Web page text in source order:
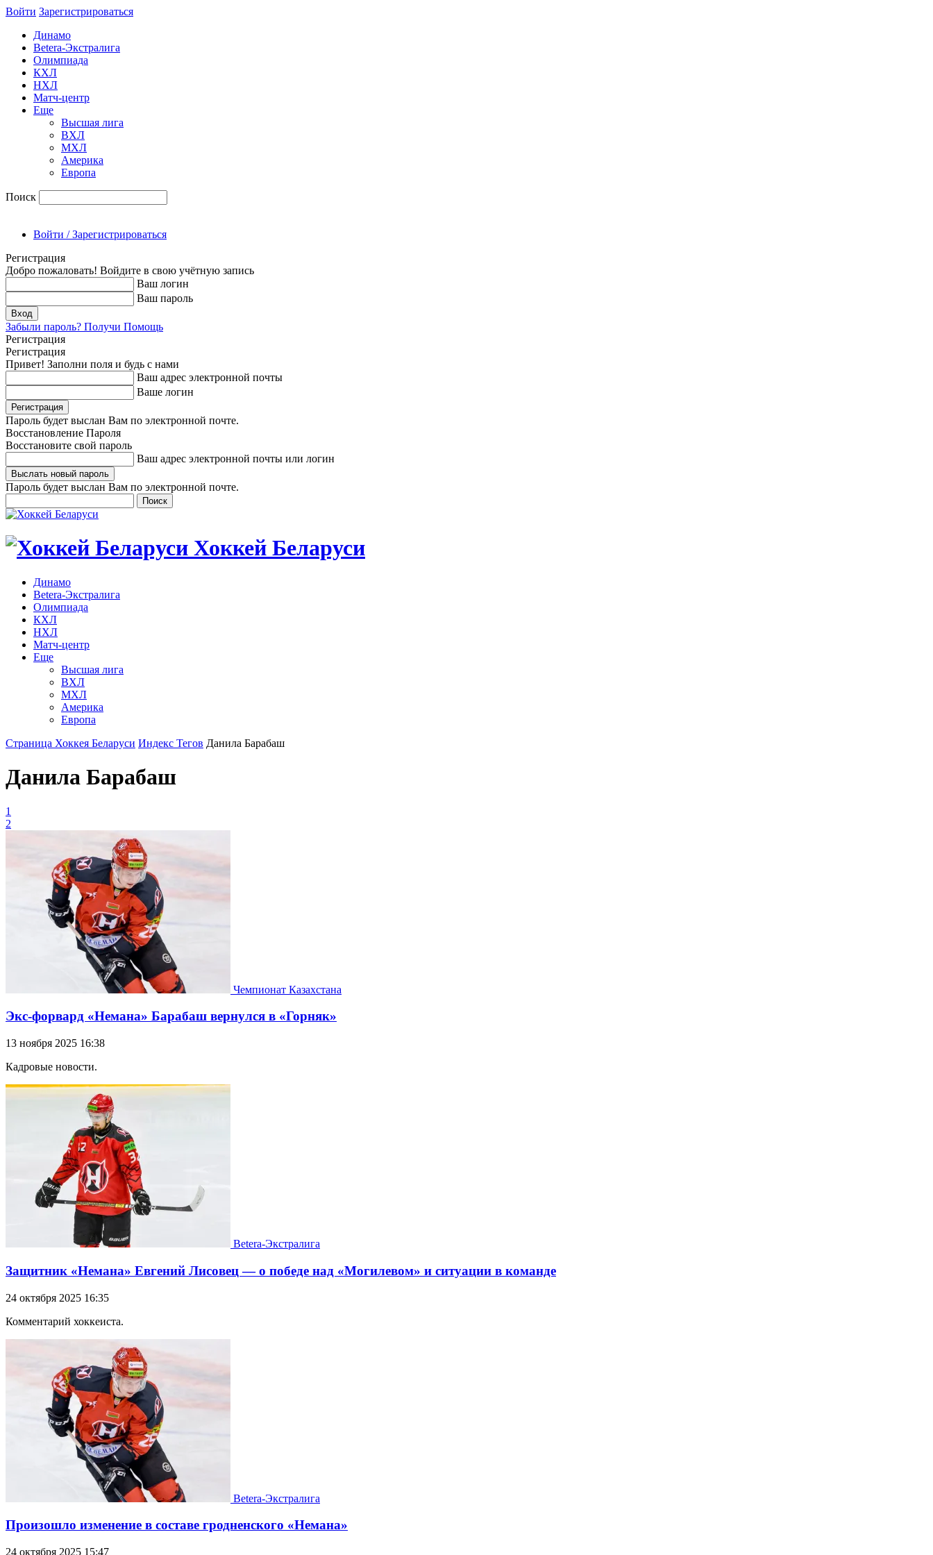
Войти Зарегиcтрироваться
Динамо
Betera-Экстралига
Олимпиада
КХЛ
НХЛ
Матч-центр
Еще
Высшая лига
ВХЛ
МХЛ
Америка
Европа
Поиск
Войти / Зарегистрироваться
Регистрация
Добро пожаловать! Войдите в свою учётную запись
Ваш логин
Ваш пароль
Забыли пароль? Получи Помощь
Регистрация
Регистрация
Привет! Заполни поля и будь с нами
Ваш адрес электронной почты
Ваше логин
Пароль будет выслан Вам по электронной почте.
Восстановление Пароля
Восстановите свой пароль
Ваш адрес электронной почты или логин
Пароль будет выслан Вам по электронной почте.
Хоккей Беларуси
Динамо
Betera-Экстралига
Олимпиада
КХЛ
НХЛ
Матч-центр
Еще
Высшая лига
ВХЛ
МХЛ
Америка
Европа
Страница Хоккея Беларуси Индекс Тегов Данила Барабаш
Данила Барабаш
1
2
Чемпионат Казахстана
Экс-форвард «Немана» Барабаш вернулся в «Горняк»
13 ноября 2025 16:38
Кадровые новости.
Betera-Экстралига
Защитник «Немана» Евгений Лисовец — о победе над «Могилевом» и ситуации в команде
24 октября 2025 16:35
Комментарий хоккеиста.
Betera-Экстралига
Произошло изменение в составе гродненского «Немана»
24 октября 2025 15:47